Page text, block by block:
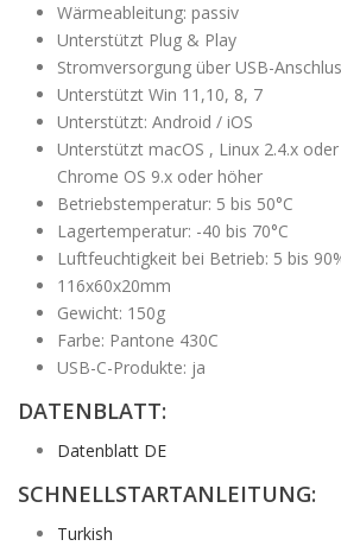
Wärmeableitung: passiv
Unterstützt Plug & Play
Stromversorgung über USB-
Unterstützt Win 11,10, 8, 7
Unterstützt: Android / iOS
Unterstützt macOS , Linux 2.4.x
Chrome OS 9.x oder höher
Betriebstemperatur: 5 bis 50°C
Lagertemperatur: -40 bis 70°C
Luftfeuchtigkeit bei Betrieb: 5 bis
116x60x20mm
Gewicht: 150g
Farbe: Pantone 430C
USB-C-Produkte: ja
DATENBLATT:
Datenblatt DE
SCHNELLSTARTANLEITUNG:
Turkish